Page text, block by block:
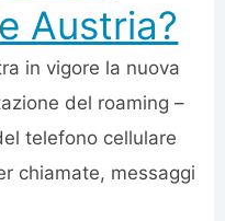
Austria?
in vigore la nuova
del roaming –
telefono cellulare
chiamate, messaggi